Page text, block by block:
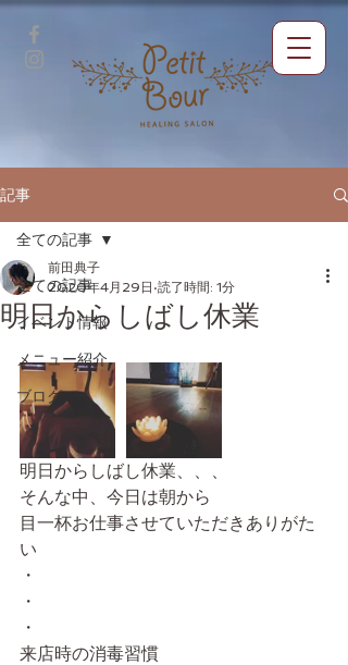
記事
全ての記事
イベント情報
メニュー紹介
ブログ
全ての記事
明日からしばし休業
前田典子
2020年4月29日 読了時間: 1分
明日からしばし休業、、、
そんな中、今日は朝から
目一杯お仕事させていただきありがた
い
・
・
・
来店時の消毒習慣